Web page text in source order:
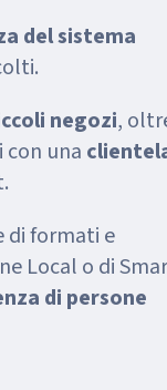
del sistema
negozi,
una
di formati e
Local o di
di persone